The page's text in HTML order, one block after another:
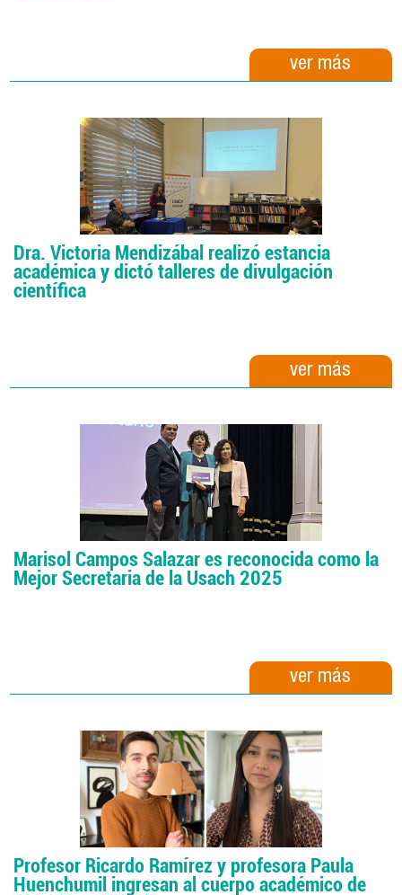
ver más
Dra. Victoria Mendizábal realizó estancia
académica y dictó talleres de divulgación
científica
ver más
Marisol Campos Salazar es reconocida como la
Mejor Secretaria de la Usach 2025
ver más
Profesor Ricardo Ramírez y profesora Paula
Huenchumil ingresan al cuerpo académico de